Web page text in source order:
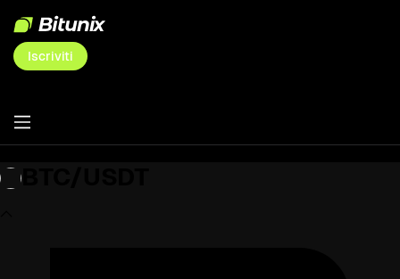
Iscriviti